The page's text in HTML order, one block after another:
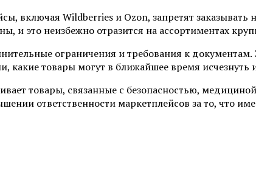
включая Wildberries и Ozon, запретят
и это неизбежно отразится на ассортиментах
ограничения и требования к документам.
товары могут в ближайшее время исчезнуть
товары, связанные с безопасностью,
ответственности маркетплейсов за то, что